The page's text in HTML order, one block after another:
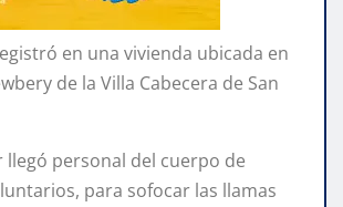
en una vivienda ubicada en
de la Villa Cabecera de San
llegó personal del cuerpo de
para sofocar las llamas